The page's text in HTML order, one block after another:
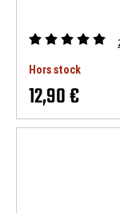
Hors stock
12,90 €